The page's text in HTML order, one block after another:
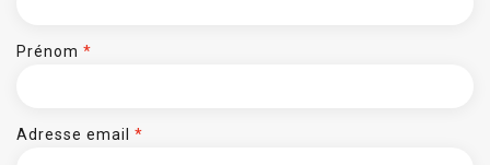
Prénom *
Adresse email *